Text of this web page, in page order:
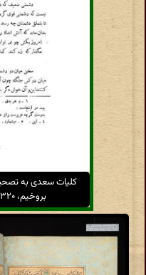
کلیات سعدی به
بروخیم، ۱۳۲۰، تهران » تصویر ۲۹۴